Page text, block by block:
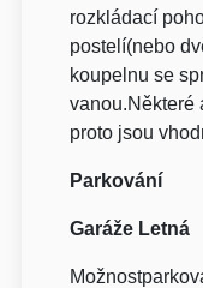
rozkládací
postelí(nebo
koupelnu se
vanou.Některé
proto jsou
Parkování
Garáže Letná